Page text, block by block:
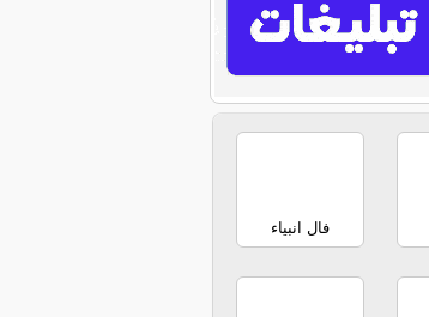
فال انبیاء